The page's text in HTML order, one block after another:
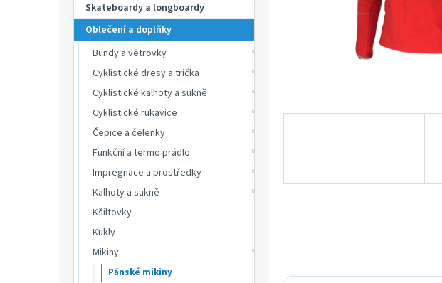
Skateboardy a longboardy
Oblečení a doplňky
Bundy a větrovky
Cyklistické dresy a trička
Cyklistické kalhoty a sukně
Cyklistické rukavice
Čepice a čelenky
Funkční a termo prádlo
Impregnace a prostředky
Kalhoty a sukně
Kšiltovky
Kukly
Mikiny
Pánské mikiny